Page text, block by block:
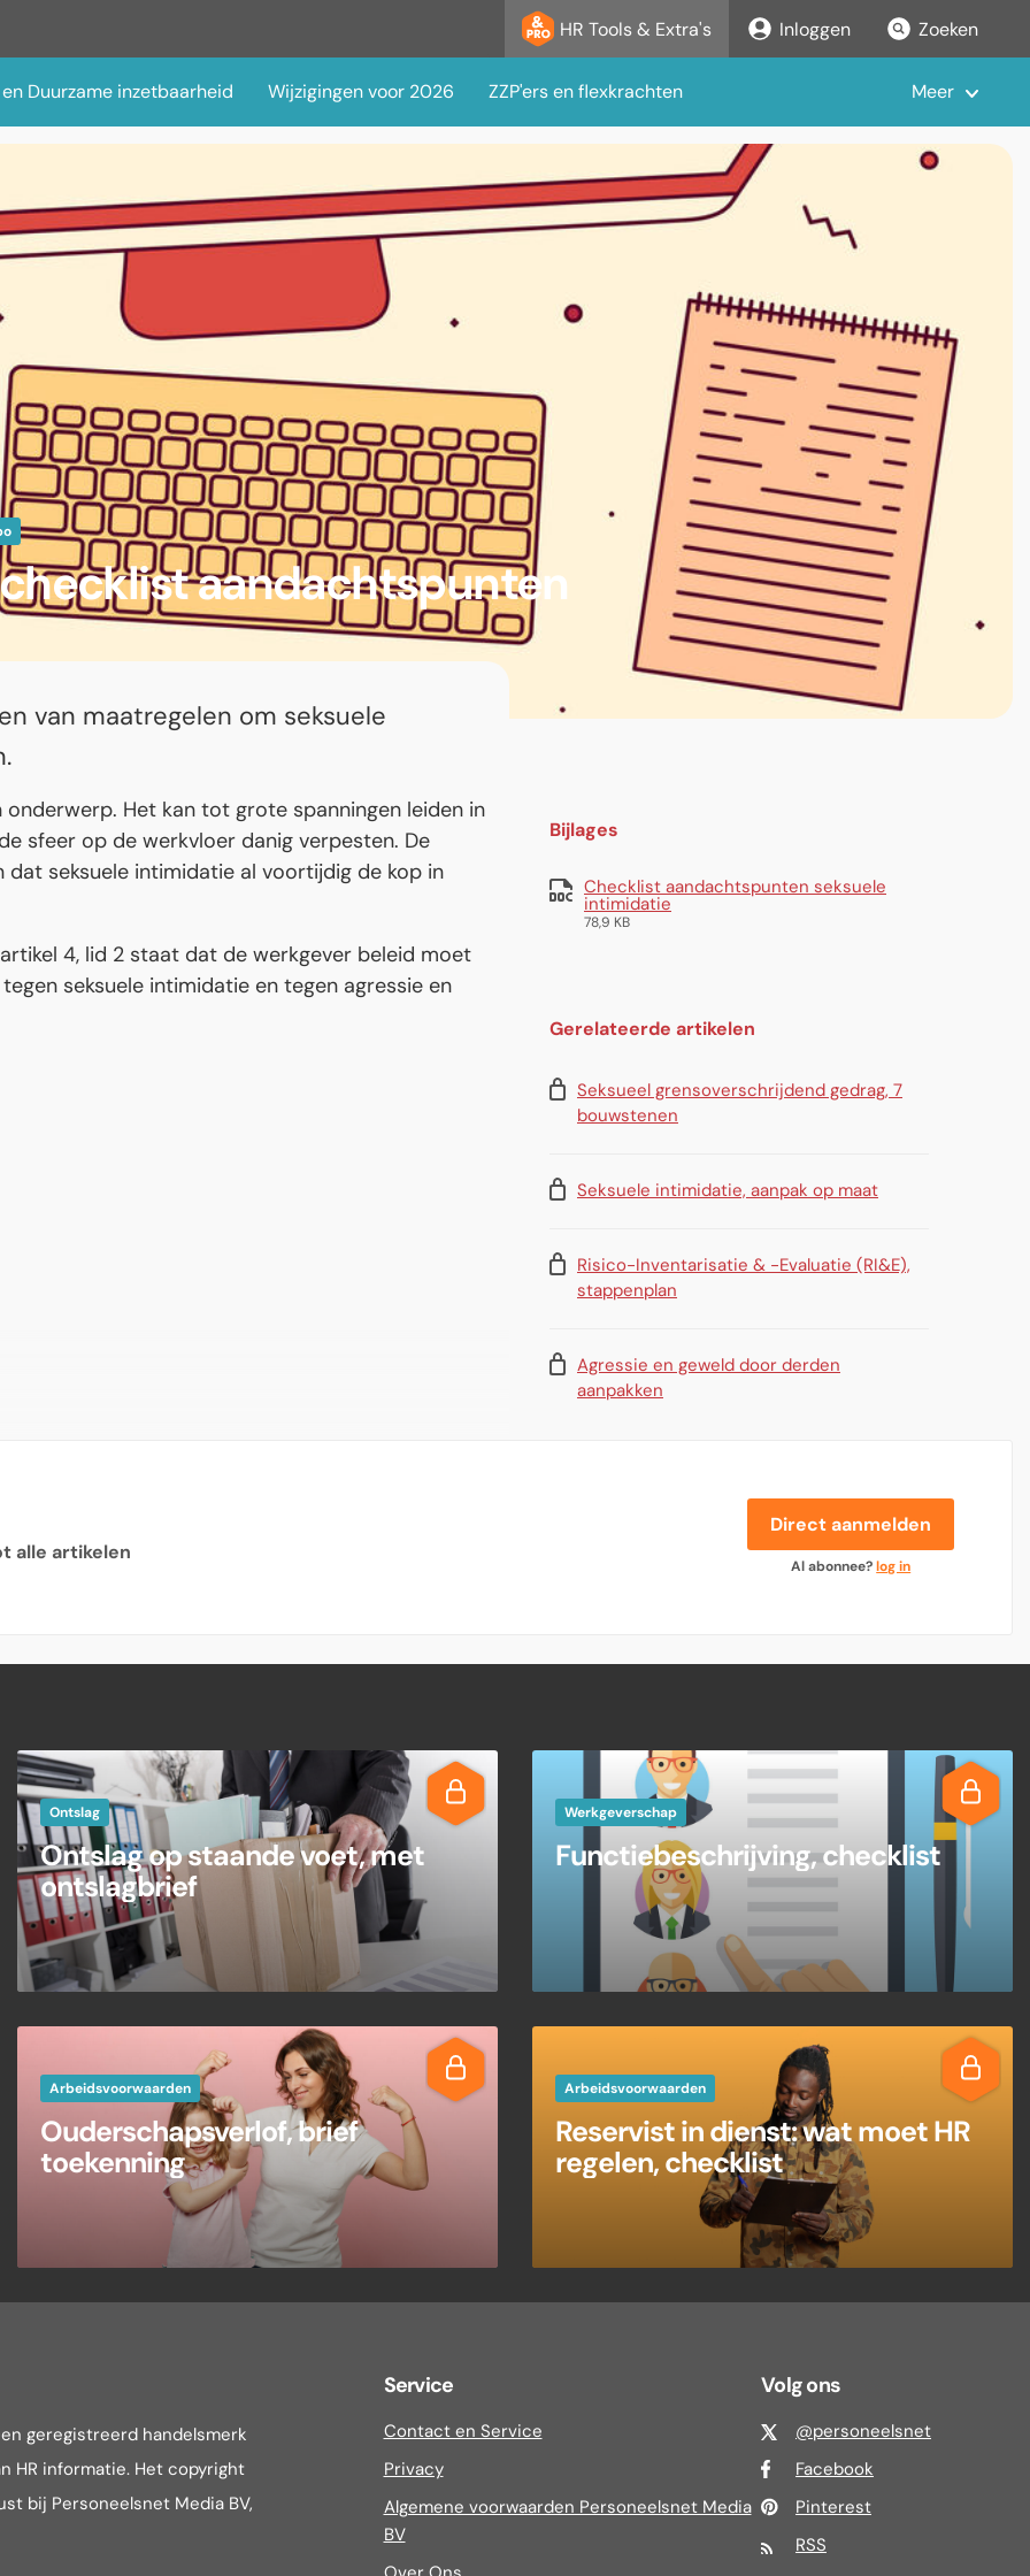
HR Tools & Extra's Inloggen Zoeken
Duurzame inzetbaarheid Wijzigingen voor 2026 ZZP'ers en flexkrachten Meer
aandachtspunten
van maatregelen om seksuele
Het kan tot grote spanningen leiden in
sfeer op de werkvloer danig verpesten. De
seksuele intimidatie al voortijdig de kop in
4, lid 2 staat dat de werkgever beleid moet
seksuele intimidatie en tegen agressie en
Bijlages
Checklist aandachtspunten seksuele
intimidatie
78,9 KB
Gerelateerde artikelen
Seksueel grensoverschrijdend gedrag, 7
bouwstenen
Seksuele intimidatie, aanpak op maat
Risico-Inventarisatie & -Evaluatie (RI&E),
stappenplan
Agressie en geweld door derden
aanpakken
alle artikelen
Direct aanmelden
Al abonnee?log in
Ontslag
Ontslag op staande voet, met
ontslagbrief
Werkgeverschap
Functiebeschrijving, checklist
Arbeidsvoorwaarden
Ouderschapsverlof, brief
toekenning
Arbeidsvoorwaarden
Reservist in dienst: wat moet HR
regelen, checklist
geregistreerd handelsmerk
HR informatie. Het copyright
bij Personeelsnet Media BV,
Service
Contact en Service
Privacy
Algemene voorwaarden Personeelsnet Media
BV
Volg ons
@personeelsnet
Facebook
Pinterest
RSS